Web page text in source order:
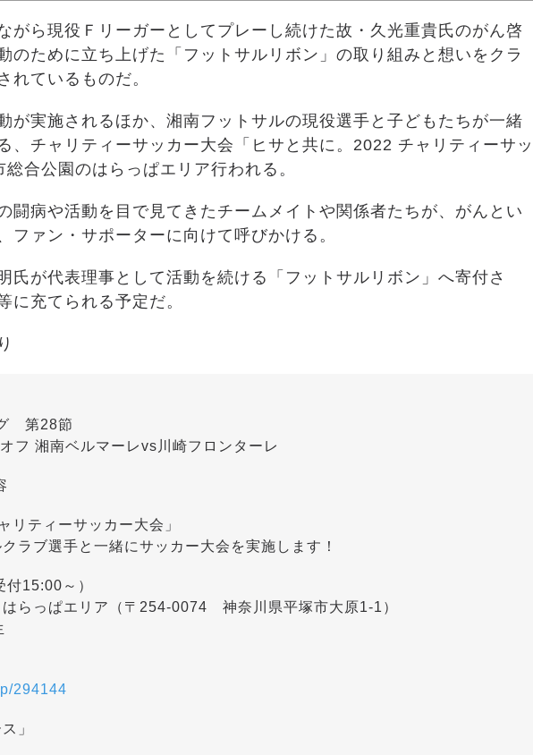
がら現役Ｆリーガーとしてプレーし続けた故・久光重貴氏のがん啓
のために立ち上げた「フットサルリボン」の取り組みと想いをクラ
れているものだ。
が実施されるほか、湘南フットサルの現役選手と子どもたちが一緒
、チャリティーサッカー大会「ヒサと共に。2022 チャリティーサッ
合公園のはらっぱエリア行われる。
闘病や活動を目で見てきたチームメイトや関係者たちが、がんとい
ファン・サポーターに向けて呼びかける。
氏が代表理事として活動を続ける「フットサルリボン」へ寄付さ
に充てられる予定だ。
第28節
フ 湘南ベルマーレvs川崎フロンターレ
リティーサッカー大会」
ラブ選手と一緒にサッカー大会を実施します！
15:00～）
らっぱエリア（〒254-0074 神奈川県平塚市大原1-1）
294144
」